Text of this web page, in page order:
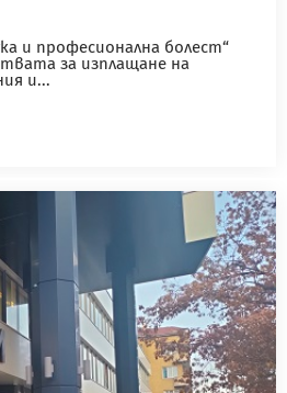
и професионална болест“
за изплащане на
и...